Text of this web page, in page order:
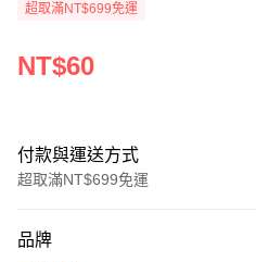
超取滿NT$699免運
NT$60
付款與運送方式
超取滿NT$699免運
信用卡一次付款
品牌